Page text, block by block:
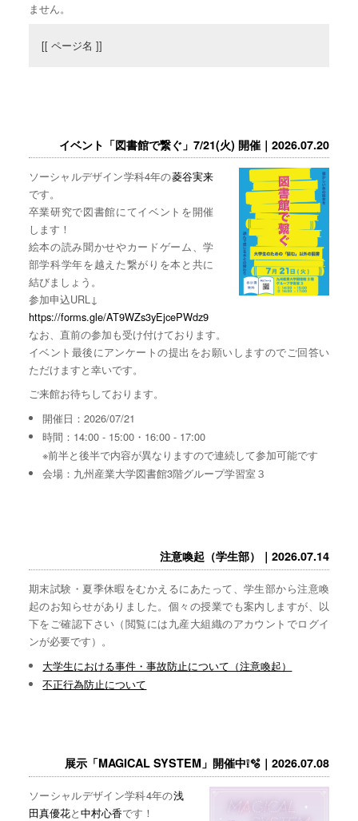
ません。
[[ ページ名 ]]
イベント「図書館で繋ぐ」7/21(火) 開催｜2026.07.20
ソーシャルデザイン学科4年の菱谷実来
です。
卒業研究で図書館にてイベントを開催
します！
絵本の読み聞かせやカードゲーム、学
部学科学年を越えた繋がりを本と共に
結びましょう。
参加申込URL↓
https://forms.gle/AT9WZs3yEjcePWdz9
なお、直前の参加も受け付けております。
イベント最後にアンケートの提出をお願いしますのでご回答い
ただけますと幸いです。
ご来館お待ちしております。
開催日：2026/07/21
時間：14:00 - 15:00・16:00 - 17:00
※前半と後半で内容が異なりますので連続して参加可能です
会場：九州産業大学図書館3階グループ学習室３
注意喚起（学生部）｜2026.07.14
期末試験・夏季休暇をむかえるにあたって、学生部から注意喚
起のお知らせがありました。個々の授業でも案内しますが、以
下をご確認下さい（閲覧には九産大組織のアカウントでログイ
ンが必要です）。
大学生における事件・事故防止について（注意喚起）
不正行為防止について
展示「MAGICAL SYSTEM」開催中❕🫧｜2026.07.08
ソーシャルデザイン学科4年の浅
田真優花と中村心香です！